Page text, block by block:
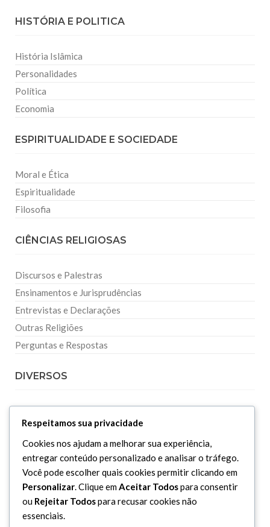
HISTÓRIA E POLITICA
História Islâmica
Personalidades
Política
Economia
ESPIRITUALIDADE E SOCIEDADE
Moral e Ética
Espiritualidade
Filosofia
CIÊNCIAS RELIGIOSAS
Discursos e Palestras
Ensinamentos e Jurisprudências
Entrevistas e Declarações
Outras Religiões
Perguntas e Respostas
DIVERSOS
Dicionário Islâmico
Downloads
Respeitamos sua privacidade
Cookies nos ajudam a melhorar sua experiência,
entregar conteúdo personalizado e analisar o tráfego.
Você pode escolher quais cookies permitir clicando em
Personalizar. Clique emAceitar Todospara consentir
ou Rejeitar Todospara recusar cookies não
essenciais.